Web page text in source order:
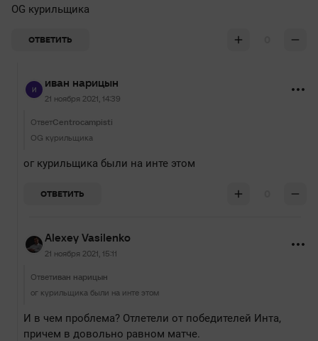
OG курильщика
ОТВЕТИТЬ
иван нарицын
21 ноября 2021, 14:39
ОтветCentrocampisti
OG курильщика
ог курильщика были на инте этом
ОТВЕТИТЬ
Alexey Vasilenko
21 ноября 2021, 15:11
Ответиван нарицын
ог курильщика были на инте этом
И в чем проблема? Отлетели от победителей Инта,
причем в довольно равном матче.